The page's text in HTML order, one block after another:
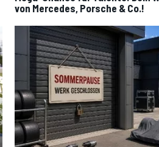
von Mercedes, Porsche & Co.!